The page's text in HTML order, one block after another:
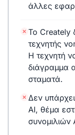
άλλες
Το Creately
τεχνητής
Η τεχνητή
διάγραμμα
σταματά.
Δεν
AI, θέμα
συνομιλιών